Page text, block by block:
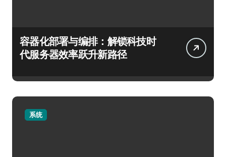
容器化部署与编排：解锁科技时
代服务器效率跃升新路径
系统